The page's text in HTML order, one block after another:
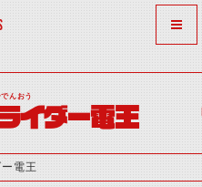
んおう
イダー電王
電王